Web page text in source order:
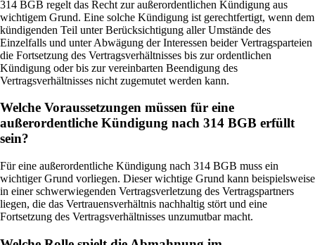
314 BGB regelt das Recht zur außerordentlichen Kündigung aus
wichtigem Grund. Eine solche Kündigung ist gerechtfertigt, wenn dem
kündigenden Teil unter Berücksichtigung aller Umstände des
Einzelfalls und unter Abwägung der Interessen beider Vertragsparteien
die Fortsetzung des Vertragsverhältnisses bis zur ordentlichen
Kündigung oder bis zur vereinbarten Beendigung des
Vertragsverhältnisses nicht zugemutet werden kann.
Welche Voraussetzungen müssen für eine
außerordentliche Kündigung nach 314 BGB erfüllt
sein?
Für eine außerordentliche Kündigung nach 314 BGB muss ein
wichtiger Grund vorliegen. Dieser wichtige Grund kann beispielsweise
in einer schwerwiegenden Vertragsverletzung des Vertragspartners
liegen, die das Vertrauensverhältnis nachhaltig stört und eine
Fortsetzung des Vertragsverhältnisses unzumutbar macht.